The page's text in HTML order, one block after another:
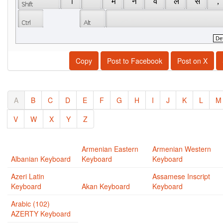
Copy Post to Facebook Post on X
A B C D E F G H I J K L
M
V
W X Y Z
Albanian Keyboard
Armenian Eastern
Keyboard
Armenian Western
Keyboard
Azeri Latin
Keyboard
Akan Keyboard
Assamese Inscript
Keyboard
Arabic (102)
AZERTY Keyboard